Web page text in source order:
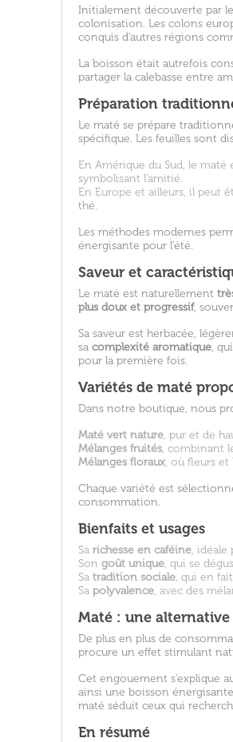
Initialement découverte par
colonisation. Les colons
conquis d’autres régions
La boisson était autrefois
partager la calebasse entre
Préparation
Le maté se prépare
spécifique. Les feuilles sont
En Amérique du Sud, le
symbolisant l’amitié.
En Europe et ailleurs, il peut
thé.
Les méthodes modernes
énergisante pour l’été.
Saveur et
Le maté est naturellement
plus doux et progressif,
Sa saveur est herbacée,
sa complexité aromatique,
pour la première fois.
Variétés de maté
Dans notre boutique, nous
Maté vert nature, pur et de
Mélanges fruités, combinant
Mélanges floraux, où fleurs
Chaque variété est
consommation.
Bienfaits et usages
Sa richesse en caféine,
Son goût unique, qui se
Sa tradition sociale, qui en
Sa polyvalence, avec des
Maté : une
De plus en plus de
procure un effet stimulant
Cet engouement s’explique
ainsi une boisson
maté séduit ceux qui
En résumé